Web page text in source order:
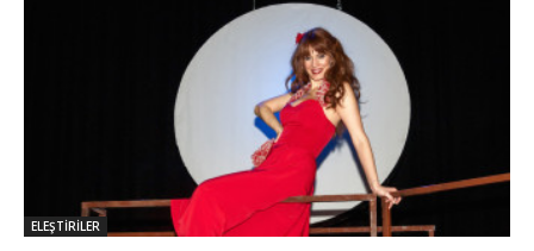
ELEŞTİRİLER